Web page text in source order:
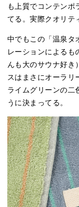
も上質でコンテンポ
てる。実際クオリテ
中でもこの「温泉タ
レーションによるも
んも大のサウナ好き
スはまさにオーラリ
ライムグリーンの二
うに決まってる。